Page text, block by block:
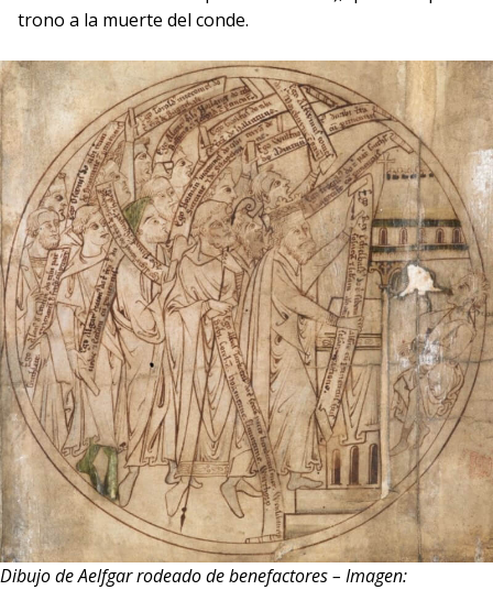
trono a la muerte del conde.
Dibujo de Aelfgar rodeado de benefactores – Imagen: